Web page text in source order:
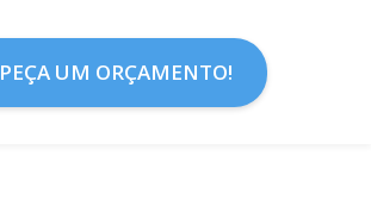
PEÇA UM ORÇAMENTO!